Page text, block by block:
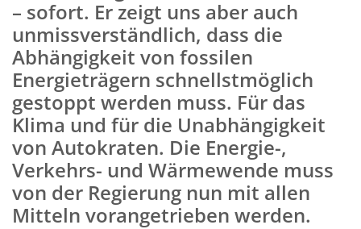
– sofort. Er zeigt uns aber auch
unmissverständlich, dass die
Abhängigkeit von fossilen
Energieträgern schnellstmöglich
gestoppt werden muss. Für das
Klima und für die Unabhängigkeit
von Autokraten. Die Energie-,
Verkehrs- und Wärmewende muss
von der Regierung nun mit allen
Mitteln vorangetrieben werden.